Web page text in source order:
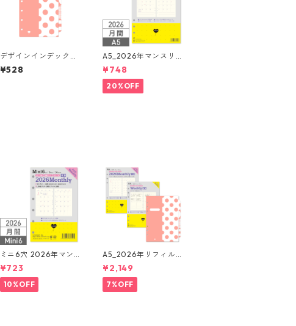
デザインインデックス
ミニ6穴 4山 システム
手帳
¥528
A5_2026年マンスリー
月間ブロック + LOVE
ドット罫 システム手帳
リフィル
¥748
20%OFF
ミニ6穴 2026年マン
スリー 月間ブロック+L
OVEドット罫 システ
ム手帳リフィル
¥723
10%OFF
A5_2026年リフィルセ
ット システム手帳 ★
送料無料★
¥2,149
7%OFF